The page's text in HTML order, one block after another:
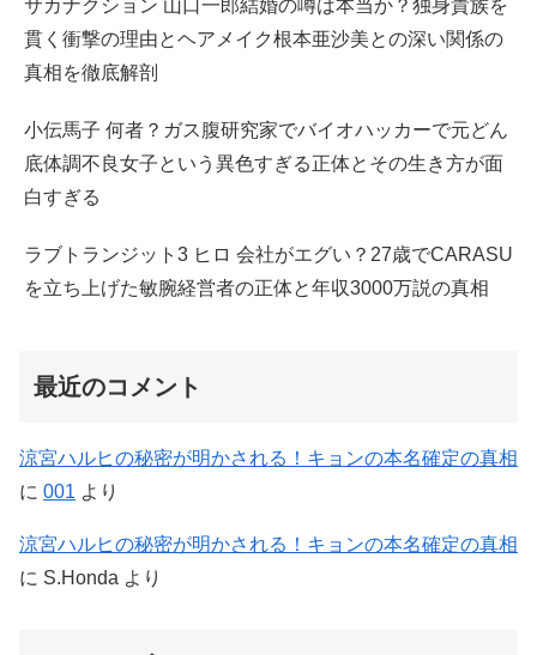
サカナクション 山口一郎結婚の噂は本当か？独身貴族を
貫く衝撃の理由とヘアメイク根本亜沙美との深い関係の
真相を徹底解剖
小伝馬子 何者？ガス腹研究家でバイオハッカーで元どん
底体調不良女子という異色すぎる正体とその生き方が面
白すぎる
ラブトランジット3 ヒロ 会社がエグい？27歳でCARASU
を立ち上げた敏腕経営者の正体と年収3000万説の真相
最近のコメント
涼宮ハルヒの秘密が明かされる！キョンの本名確定の真相
に 001 より
涼宮ハルヒの秘密が明かされる！キョンの本名確定の真相
に S.Honda より